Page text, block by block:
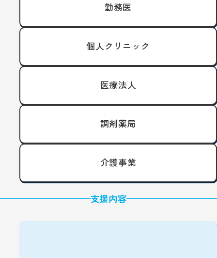
勤務医
個人クリニック
医療法人
調剤薬局
介護事業
支援内容